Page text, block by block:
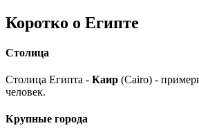
Коротко о Египте
Столица
Столица Египта - Каир (Cairo) -
человек.
Крупные города